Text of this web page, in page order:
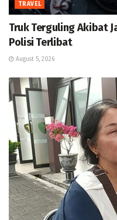
TRAVEL
Truk Terguling Akibat
Polisi Terlibat
August 5, 2026